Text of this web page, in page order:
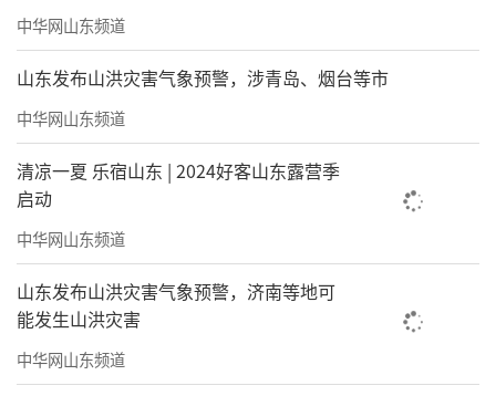
中华网山东频道
山东发布山洪灾害气象预警，涉青岛、烟台等市
中华网山东频道
清凉一夏 乐宿山东 | 2024好客山东露营季
启动
中华网山东频道
山东发布山洪灾害气象预警，济南等地可
能发生山洪灾害
中华网山东频道